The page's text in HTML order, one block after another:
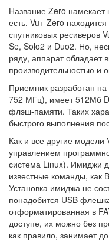
Название Zero намекает
есть. Vu+ Zero
спутниковых ресиверов
Se, Solo2 и Duo2. Но,
ряду, аппарат обладает
производительностью и
Приемник разработан
752 МГц), имеет 512Мб
флэш-памяти. Таких
быстрого выполнения
Как и все другие модели
управлением
система Linux). Имиджи
известные команды, как
Установка имиджа не
понадобится USB
отформатированная в
доступе, их можно без
как правило, занимает